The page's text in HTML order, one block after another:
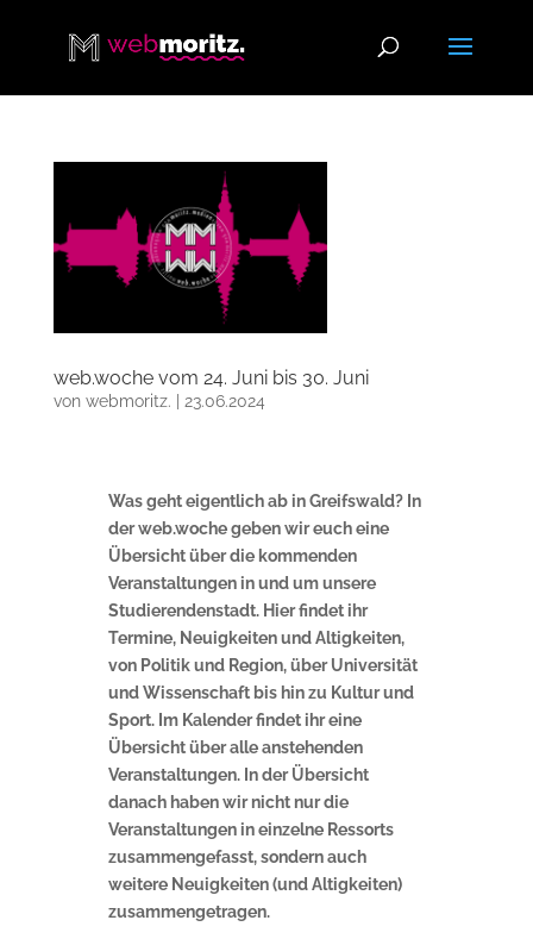
web.woche vom 24. Juni bis 30. Juni
von webmoritz. 23.06.2024
Was geht eigentlich ab in Greifswald? In
der web.woche geben wir euch eine
Übersicht über die kommenden
Veranstaltungen in und um unsere
Studierendenstadt. Hier findet ihr
Termine, Neuigkeiten und Altigkeiten,
von Politik und Region, über Universität
und Wissenschaft bis hin zu Kultur und
Sport. Im Kalender findet ihr eine
Übersicht über alle anstehenden
Veranstaltungen. In der Übersicht
danach haben wir nicht nur die
Veranstaltungen in einzelne Ressorts
zusammengefasst, sondern auch
weitere Neuigkeiten (und Altigkeiten)
zusammengetragen.